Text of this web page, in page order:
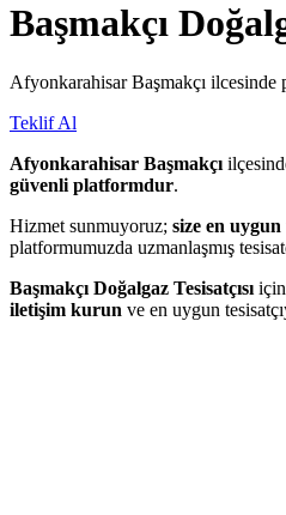
Başmakçı
Afyonkarahisar Başmakçı ilcesinde
Teklif Al
Afyonkarahisar Başmakçı
güvenli platformdur.
Hizmet sunmuyoruz; size en
platformumuzda uzmanlaşmış
Başmakçı Doğalgaz Tesisatçısı
iletişim kurun ve en uygun